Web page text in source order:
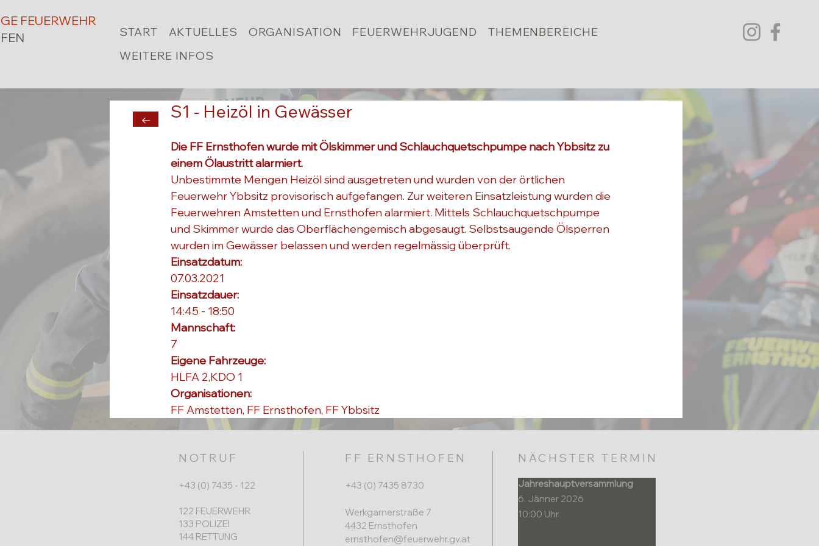
FEUERWEHR
START AKTUELLES ORGANISATION FEUERWEHRJUGEND
THEMENBEREICHE
WEITERE INFOS
S1 - Heizöl in Gewässer
Die FF Ernsthofen wurde mit Ölskimmer und Schlauchquetschpumpe nach Ybbsitz zu
einem Ölaustritt alarmiert.
Unbestimmte Mengen Heizöl sind ausgetreten und wurden von der örtlichen
Feuerwehr Ybbsitz provisorisch aufgefangen. Zur weiteren Einsatzleistung wurden die
Feuerwehren Amstetten und Ernsthofen alarmiert. Mittels Schlauchquetschpumpe
und Skimmer wurde das Oberflächengemisch abgesaugt. Selbstsaugende Ölsperren
wurden im Gewässer belassen und werden regelmässig überprüft.
Einsatzdatum:
07.03.2021
Einsatzdauer:
14:45 - 18:50
Mannschaft:
7
Eigene Fahrzeuge:
HLFA 2,KDO 1
Organisationen:
FF Amstetten, FF Ernsthofen, FF Ybbsitz
←
NOTRUF
+43 (0) 7435 - 122
122 FEUERWEHR
133 POLIZEI
144 RETTUNG
FF ERNSTHOFEN
+43 (0) 7435 8730
Werkgarnerstraße 7
4432 Ernsthofen​
ernsthofen@feuerwehr.gv.at
NÄCHSTER TERMIN
Jahreshauptversammlung
6. Jänner 2026
10:00 Uhr